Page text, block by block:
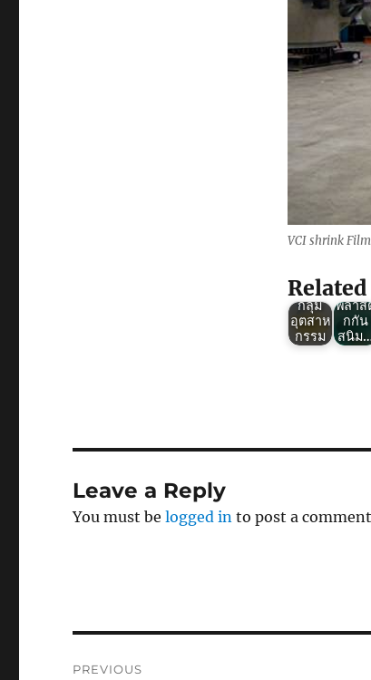
VCI shrink Film
VCI :
พลาสติ
สนิม
ตัวช่วย
กลุ่ม
อุตสาห
กรรม
Green
นวัตกร
รม
พลาส
กกัน
สนิม
Leave a Reply
You must belogged in to post a
PREVIOUS